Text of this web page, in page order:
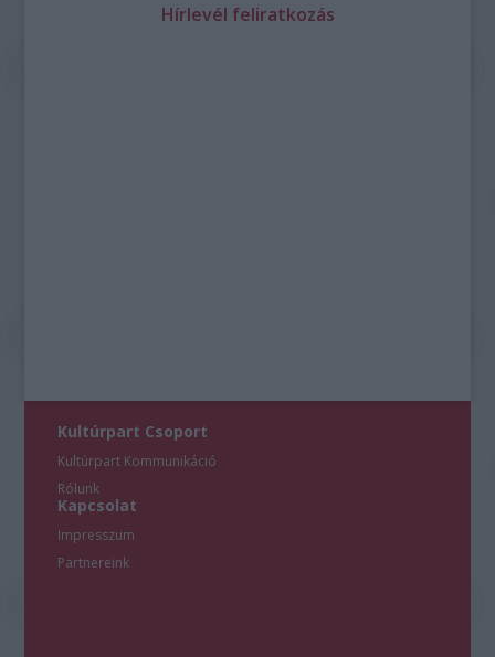
Hírlevél feliratkozás
Kultúrpart Csoport
Kultúrpart Kommunikáció
Rólunk
Kapcsolat
Impresszum
Partnereink